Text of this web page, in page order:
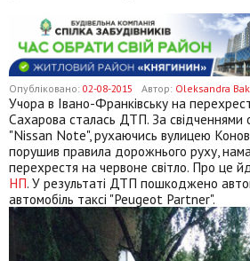
Опубліковано: 02-08-2015 Автор: Oleksandra
Учора в Івано-Франківську на
Сахарова сталась ДТП. За свідченнями
"Nissan Note", рухаючись вулицею
порушив правила дорожнього руху,
перехрестя на червоне світло. Про це
НП. У результаті ДТП пошкоджено
автомобіль таксі "Peugeot Partner".